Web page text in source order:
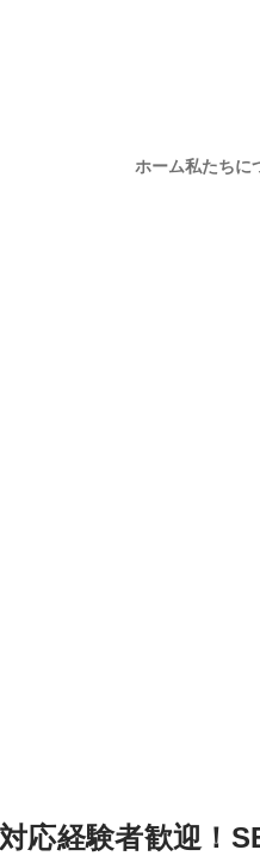
ホーム私たちに
応経験者歓迎！